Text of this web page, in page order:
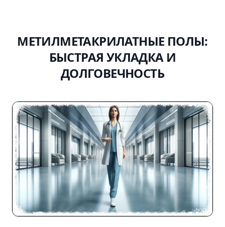
МЕТИЛМЕТАКРИЛАТНЫЕ ПОЛЫ:
БЫСТРАЯ УКЛАДКА И
ДОЛГОВЕЧНОСТЬ